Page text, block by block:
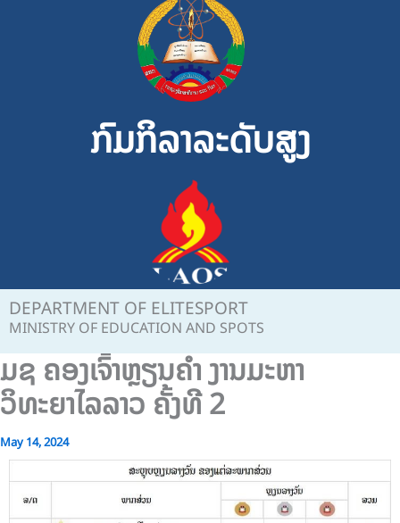
ກົມກິລາລະດັບສູງ
DEPARTMENT OF ELITESPORT
MINISTRY OF EDUCATION AND SPOTS
ມຊ ຄອງເຈົ້າຫຼຽນຄຳ ງານມະຫາ
ວິທະຍາໄລລາວ ຄັ້ງທີ 2
May 14, 2024